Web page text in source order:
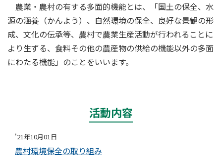
農業・農村の有する多面的機能とは、「国土の保全、水
源の涵養（かんよう）、自然環境の保全、良好な景観の形
成、文化の伝承等、農村で農業生産活動が行われることに
より生ずる、食料その他の農産物の供給の機能以外の多面
にわたる機能」のことをいいます。
活動内容
'21年10月01日
農村環境保全の取り組み